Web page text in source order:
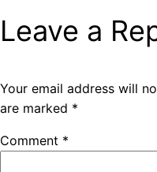
Leave a
Your email address will
are marked *
Comment *